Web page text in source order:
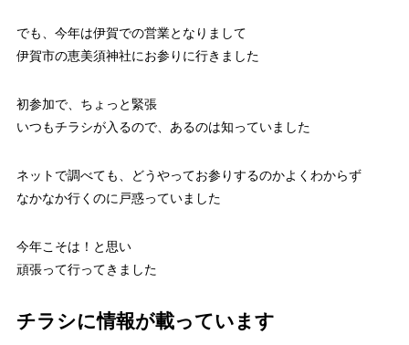
でも、今年は伊賀での営業となりまして
伊賀市の恵美須神社にお参りに行きました
初参加で、ちょっと緊張
いつもチラシが入るので、あるのは知っていました
ネットで調べても、どうやってお参りするのかよくわからず
なかなか行くのに戸惑っていました
今年こそは！と思い
頑張って行ってきました
チラシに情報が載っています